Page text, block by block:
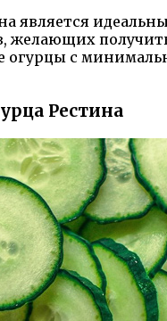
является
желающих
огурцы с
Рестина